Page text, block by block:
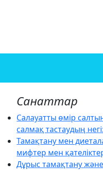
Санаттар
Салауатты өмір
салмақ тастаудың
Тамақтану мен
мифтер мен
Дұрыс тамақтану